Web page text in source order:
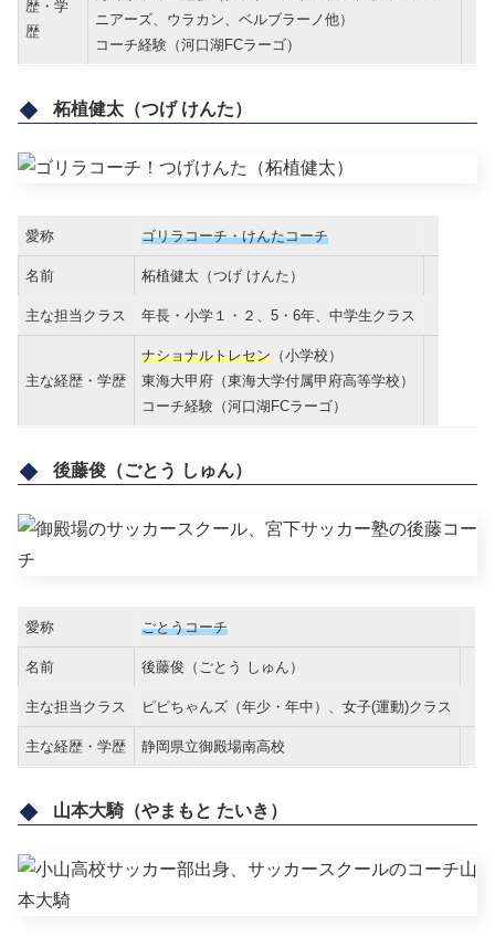
歴・学
歴
ニアーズ、ウラカン、ベルブラーノ他）
コーチ経験（河口湖FCラーゴ）
柘植健太（つげ けんた）
愛称 ゴリラコーチ・けんたコーチ
名前 柘植健太（つげ けんた）
主な担当クラス 年長・小学１・２、5・6年、中学生クラス
主な経歴・学歴
ナショナルトレセン （小学校）
東海大甲府（東海大学付属甲府高等学校）
コーチ経験（河口湖FCラーゴ）
後藤俊（ごとう しゅん）
愛称 ごとうコーチ
名前 後藤俊（ごとう しゅん）
主な担当クラス ピピちゃんズ（年少・年中）、女子(運動)クラス
主な経歴・学歴 静岡県立御殿場南高校
山本大騎（やまもと たいき）